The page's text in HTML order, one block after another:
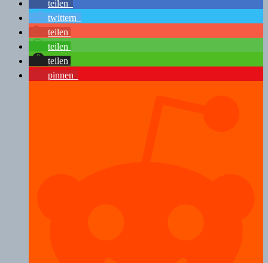
teilen
twittern
teilen
teilen
teilen
pinnen